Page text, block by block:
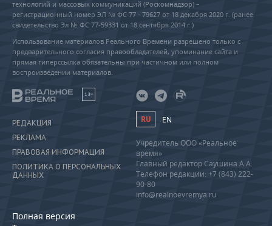
технологий и массовых коммуникаций (Роскомнадзор) –
регистрационный номер ЭЛ № ФС 77 - 79627 от 18 декабря 2020 г. (ранее
свидетельство Эл № ФС 77-59331 от 18 сентября 2014 г.)
Использование материалов Реального Времени разрешено только с
предварительного согласия правообладателей, упоминание сайта и
прямая гиперссылка обязательны при частичном или полном
воспроизведении материалов.
18+
РЕДАКЦИЯ
РЕКЛАМА
ПРАВОВАЯ ИНФОРМАЦИЯ
ПОЛИТИКА О ПЕРСОНАЛЬНЫХ
ДАННЫХ
Полная версия
RU EN
Учредитель ООО «Реальное
время»
Главный редактор Саушина А.А.
Телефон редакции: +7 (843) 222-
90-80
info@realnoevremya.ru